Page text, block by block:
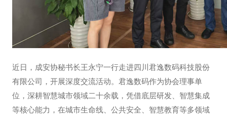
近日，成安协秘书长王永宁一行走进四川君逸数码科技股份
有限公司，开展深度交流活动。君逸数码作为协会理事单
位，深耕智慧城市领域二十余载，凭借底层研发、智慧集成
等核心能力，在城市生命线、公共安全、智慧教育等多领域